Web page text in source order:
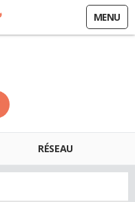
MENU
RÉSEAU